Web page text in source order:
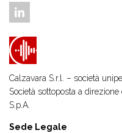
Calzavara S.r.l. – società
Società sottoposta a
S.p.A.
Sede Legale